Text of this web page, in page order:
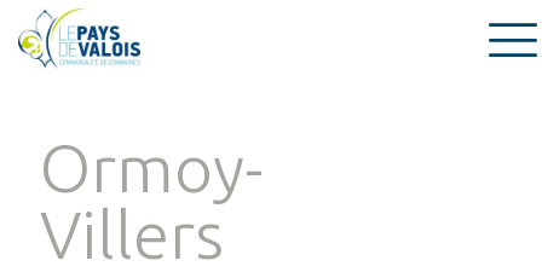
Ormoy-
Villers